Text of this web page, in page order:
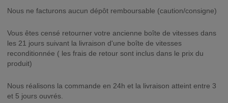
Nous ne facturons aucun dépôt remboursable (caution/consigne)
Vous êtes censé retourner votre ancienne boîte de vitesses dans
les 21 jours suivant la livraison d'une boîte de vitesses
reconditionnée ( les frais de retour sont inclus dans le prix du
produit)
Nous réalisons la commande en 24h et la livraison atteint entre 3
et 5 jours ouvrés.